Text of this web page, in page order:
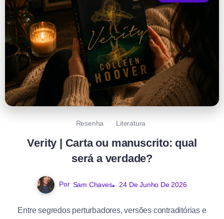
Resenha Literatura
Verity | Carta ou manuscrito: qual
será a verdade?
Por Sam Chaves 24 De Junho De 2026
Entre segredos perturbadores, versões contraditórias e